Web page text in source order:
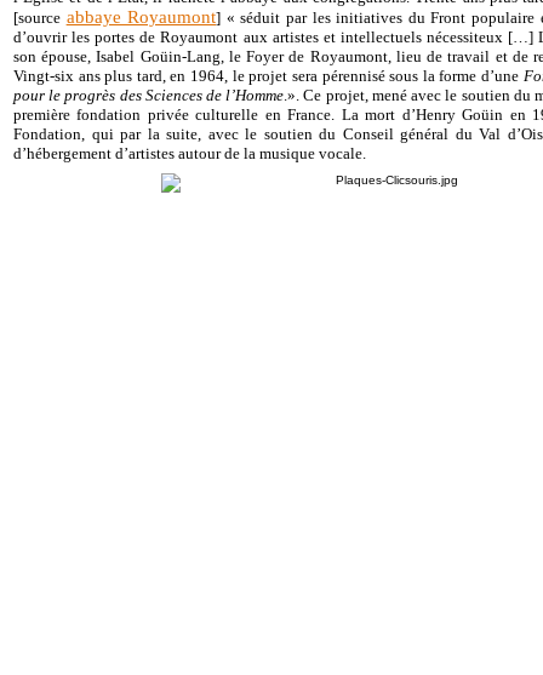
[source abbaye Royaumont] « séduit par les initiatives du Front populaire
d’ouvrir les portes de Royaumont aux artistes et intellectuels nécessiteux
son épouse, Isabel Goüin-Lang, le Foyer de Royaumont, lieu de travail et de
Vingt-six ans plus tard, en 1964, le projet sera pérennisé sous la forme d’une
pour le progrès des Sciences de l’Homme.». Ce projet, mené avec le soutien du
première fondation privée culturelle en France. La mort d’Henry Goüin en
Fondation, qui par la suite, avec le soutien du Conseil général du Val
d’hébergement d’artistes autour de la musique vocale.